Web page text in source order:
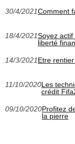
30/4/2021Comment
18/4/2021Soyez
liberté
14/3/2021Etre
11/10/2020Les
crédit
09/10/2020Profitez
la pierre